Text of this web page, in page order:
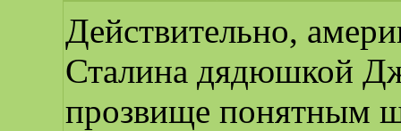
Действительно,
Сталина дядюшкой
прозвище понятным